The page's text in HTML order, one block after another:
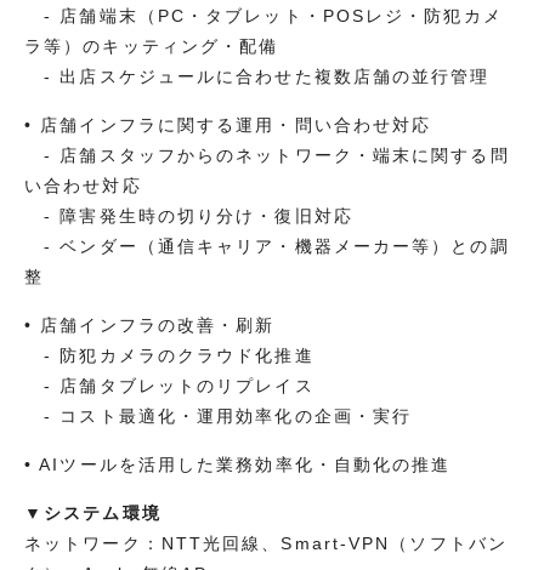
- 店舗端末（PC・タブレット・POSレジ・防犯カメ
ラ等）のキッティング・配備
- 出店スケジュールに合わせた複数店舗の並行管理
• 店舗インフラに関する運用・問い合わせ対応
- 店舗スタッフからのネットワーク・端末に関する問
い合わせ対応
- 障害発生時の切り分け・復旧対応
- ベンダー（通信キャリア・機器メーカー等）との調
整
• 店舗インフラの改善・刷新
- 防犯カメラのクラウド化推進
- 店舗タブレットのリプレイス
- コスト最適化・運用効率化の企画・実行
• AIツールを活用した業務効率化・自動化の推進
▼システム環境
ネットワーク：NTT光回線、Smart-VPN（ソフトバン